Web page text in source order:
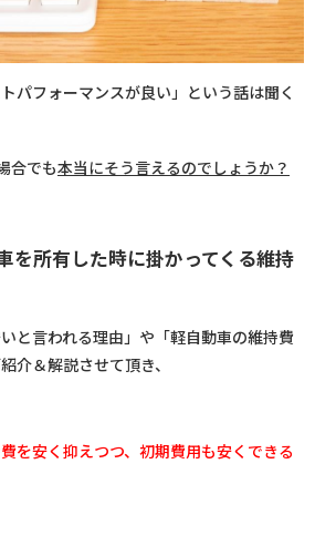
パフォーマンスが良い」という話は聞く
合でも本当にそう言えるのでしょうか？
を所有した時に掛かってくる維持
と言われる理由」や「軽自動車の維持費
介＆解説させて頂き、
を安く抑えつつ、初期費用も安くできる